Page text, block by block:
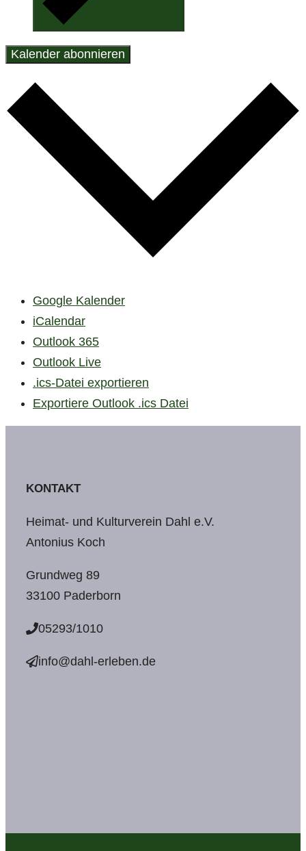
Kalender abonnieren
Google Kalender
iCalendar
Outlook 365
Outlook Live
.ics-Datei exportieren
Exportiere Outlook .ics Datei
KONTAKT
Heimat- und Kulturverein Dahl e.V.
Antonius Koch
Grundweg 89
33100 Paderborn
05293/1010
info@dahl-erleben.de